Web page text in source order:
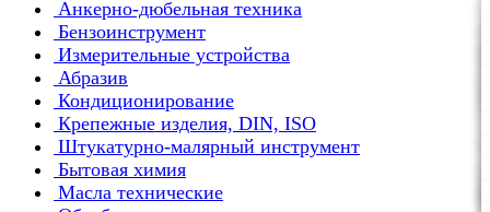
Анкерно-дюбельная техника
Бензоинструмент
Измерительные устройства
Абразив
Кондиционирование
Крепежные изделия, DIN, ISO
Штукатурно-малярный инструмент
Бытовая химия
Масла технические